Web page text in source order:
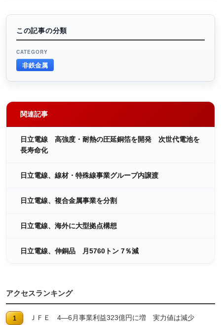
この記事の分類
CATEGORY
非鉄金属
関連記事
日立電線 高強度・耐熱の圧延銅箔を開発 次世代電池を
長寿命化
日立電線、線材・特殊線事業グループ内譲渡
日立電線、複合金属事業を分割
日立電線、海外に大型拠点構想
日立電線、伸銅品 月5760トン 7％減
アクセスランキング
ＪＦＥ 4―6月事業利益323億円に増 実力値は減少